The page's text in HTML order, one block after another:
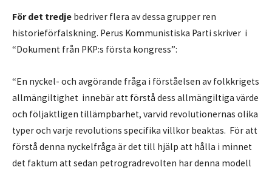
För det tredje bedriver flera av dessa grupper ren
historieförfalskning. Perus Kommunistiska Parti skriver i
“Dokument från PKP:s första kongress”:
“En nyckel- och avgörande fråga i förståelsen av folkkrigets
allmängiltighet innebär att förstå dess allmängiltiga värde
och följaktligen tillämpbarhet, varvid revolutionernas olika
typer och varje revolutions specifika villkor beaktas. För att
förstå denna nyckelfråga är det till hjälp att hålla i minnet
det faktum att sedan petrogradrevolten har denna modell